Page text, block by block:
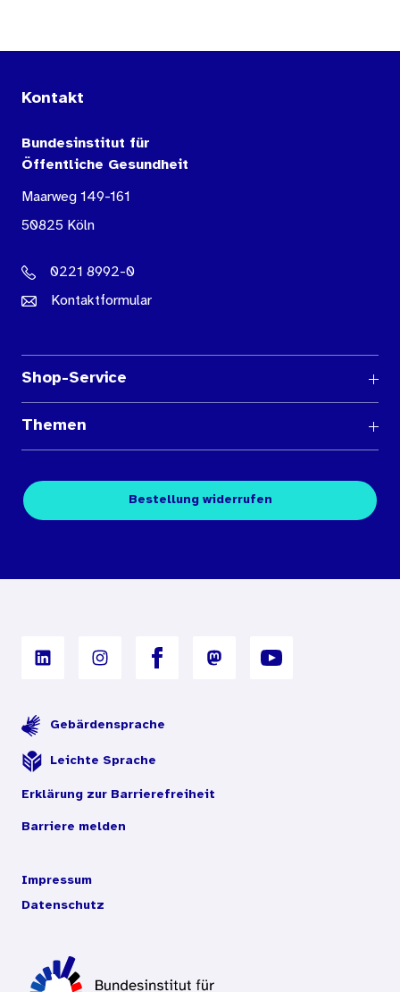
Kontakt
Bundesinstitut für
Öffentliche Gesundheit
Maarweg 149-161
50825 Köln
0221 8992-0
Kontaktformular
Shop-Service
Medienübersichten
Kontakt
Themen
Fachpublikationen
Digitales Archiv
Bestellung widerrufen
Gebärdensprache
Leichte Sprache
Erklärung zur Barrierefreiheit
Barriere melden
Impressum
Datenschutz